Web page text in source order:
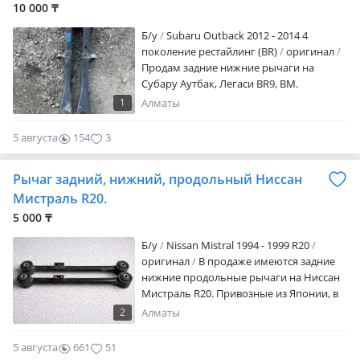
10 000 ₸
1
Б/y
Subaru Outback 2012 - 2014 4
поколение рестайлинг (BR)
оригинал
Продам задние нижние рычаги на
Субару Аутбак, Легаси BR9, BM.
Привозные из Японии в отличном
Алматы
5 августа 154 3
Рычаг задний, нижний, продольный Ниссан
Мистраль R20.
5 000 ₸
2
Б/y
Nissan Mistral 1994 - 1999 R20
оригинал
В продаже имеются задние
нижние продольные рычаги на Ниссан
Мистраль R20. Привозные из Японии, в
отличном состоянии. Цена за одну
Алматы
5 августа 661 51